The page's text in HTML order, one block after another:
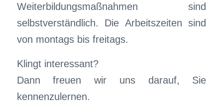
Weiterbildungsmaßnahmen sind
selbstverständlich. Die Arbeitszeiten sind
von montags bis freitags.
Klingt interessant?
Dann freuen wir uns darauf, Sie
kennenzulernen.